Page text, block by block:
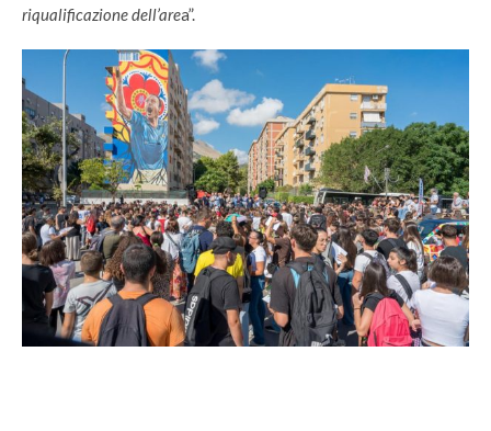
riqualificazione dell’area”.